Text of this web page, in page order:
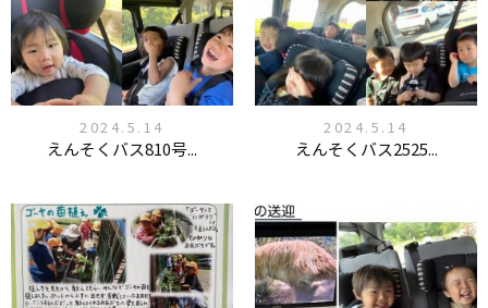
2024.5.14
えんそくバス810号...
2024.5.14
えんそくバス2525...